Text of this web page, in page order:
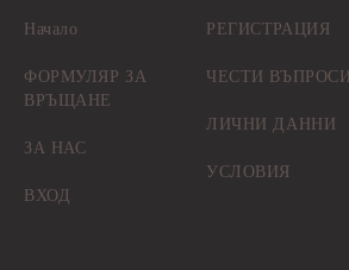
Начало
ФОРМУЛЯР ЗА
ВРЪЩАНЕ
ЗА НАС
ВХОД
РЕГИСТРАЦИЯ
ЧЕСТИ ВЪПРОСИ
ЛИЧНИ ДАННИ
УСЛОВИЯ